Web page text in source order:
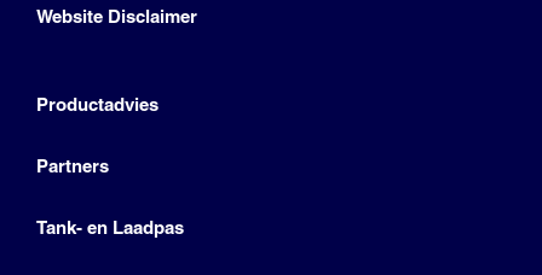
Website Disclaimer
Productadvies
Partners
Tank- en Laadpas